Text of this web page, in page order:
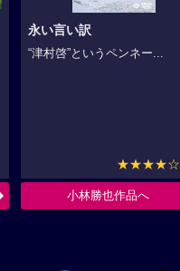
永い言い訳
“津村啓”というペンネー...
★★★★☆
小林勝也作品へ